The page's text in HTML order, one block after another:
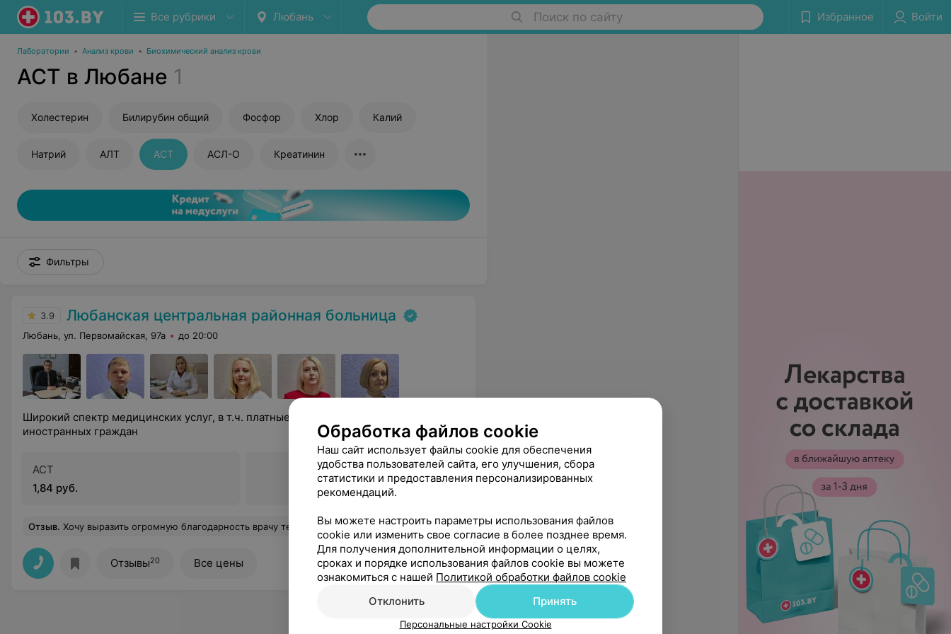
Все рубрики Любань Поиск по сайту Избранное Войти
Лаборатории • Анализ крови • Биохимический анализ крови
АСТ в Любане 1
Холестерин Билирубин общий Фосфор Хлор Калий
Натрий АЛТ АСТ АСЛ-О Креатинин
Фильтры
3.9 Любанская центральная районная больница
Любань, ул. Первомайская, 97а до 20:00
Широкий спектр медицинских услуг, в т.ч. платные услуги для граждан РБ и
иностранных граждан
АСТ
1,84 руб.
Все цены
Отзыв. Хочу выразить огромную благодарность врачу терапевту Анастасии Николаевне. Это профессионал своего дела и очень чуткий и порядочный человек. Еще
Отзывы20 Все цены
Обработка файлов cookie
Наш сайт использует файлы cookie для обеспечения
удобства пользователей сайта, его улучшения, сбора
статистики и предоставления персонализированных
рекомендаций.
Вы можете настроить параметры использования файлов
cookie или изменить свое согласие в более позднее время.
Для получения дополнительной информации о целях,
сроках и порядке использования файлов cookie вы можете
ознакомиться с нашей Политикой обработки файлов cookie
Отклонить
Принять
Персональные настройки Cookie